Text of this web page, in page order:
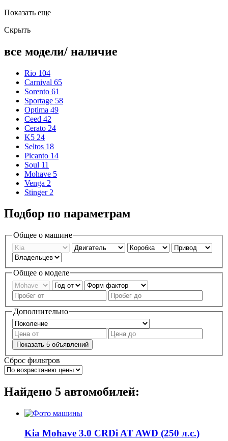
Показать еще
Скрыть
все модели/ наличие
Rio 104
Carnival 65
Sorento 61
Sportage 58
Optima 49
Ceed 42
Cerato 24
K5 24
Seltos 18
Picanto 14
Soul 11
Mohave 5
Venga 2
Stinger 2
Подбор по параметрам
Общее о машине
Общее о моделе
Дополнительно
Показать 5 объявлений
Сброс фильтров
Найдено 5 автомобилей:
Kia Mohave 3.0 CRDi AT AWD (250 л.с.)